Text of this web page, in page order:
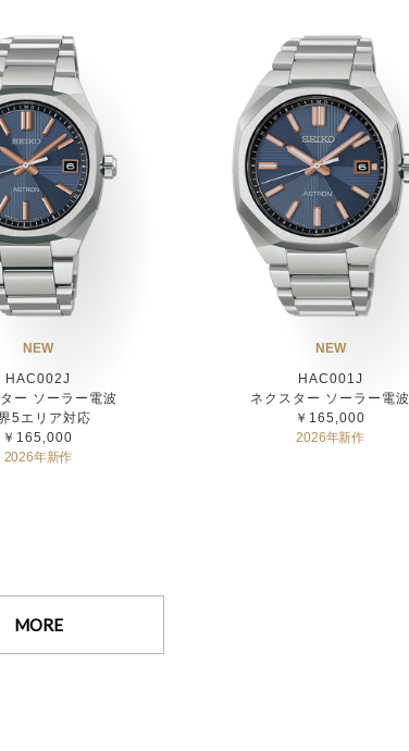
NEW
HAC002J
ー ソーラー電波
5エリア対応
￥165,000
2026年新作
NEW
HAC001J
ネクスター ソーラー電波
￥165,000
2026年新作
MORE